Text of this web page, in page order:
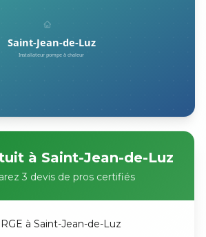
à Saint-Jean-de-Luz
3 devis de pros certifiés
à Saint-Jean-de-Luz